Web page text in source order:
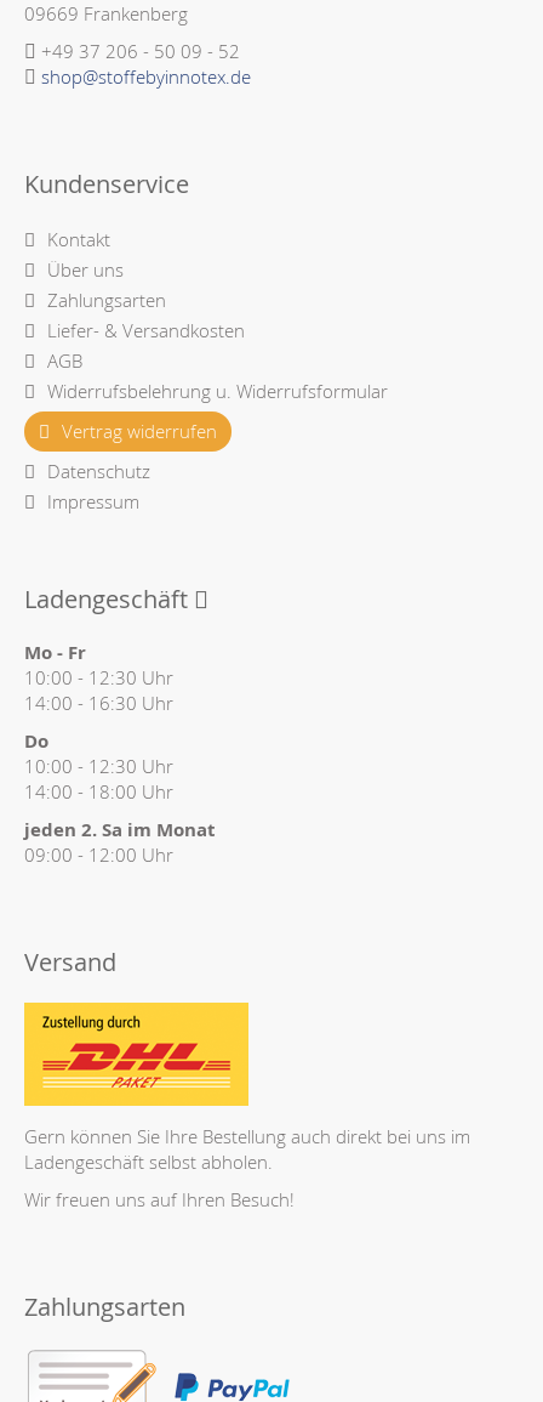
09669 Frankenberg
+49 37 206 - 50 09 - 52
shop@stoffebyinnotex.de
Kundenservice
Kontakt
Über uns
Zahlungsarten
Liefer- & Versandkosten
AGB
Widerrufsbelehrung u. Widerrufsformular
Vertrag widerrufen
Datenschutz
Impressum
Ladengeschäft
Mo - Fr
10:00 - 12:30 Uhr
14:00 - 16:30 Uhr
Do
10:00 - 12:30 Uhr
14:00 - 18:00 Uhr
jeden 2. Sa im Monat
09:00 - 12:00 Uhr
Versand
Gern können Sie Ihre Bestellung auch direkt bei uns im
Ladengeschäft selbst abholen.
Wir freuen uns auf Ihren Besuch!
Zahlungsarten